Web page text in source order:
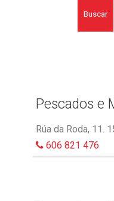
Buscar
Pescados e
Rúa da Roda, 11.
606 821 476